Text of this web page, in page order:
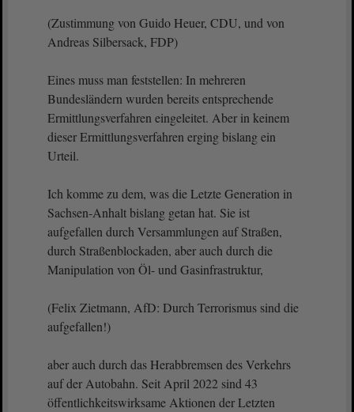
(Zustimmung von Guido Heuer, CDU, und von
Andreas Silbersack, FDP)
Eines muss man feststellen: In mehreren
Bundesländern wurden bereits entsprechende
Ermittlungsverfahren eingeleitet. Aber in keinem
dieser Ermittlungsverfahren erging bislang ein
Urteil.
Ich komme zu dem, was die Letzte Generation in
Sachsen-Anhalt bislang getan hat. Sie ist
aufgefallen durch Versammlungen auf Straßen,
durch Straßenblockaden, aber auch durch die
Manipulation von Öl- und Gasinfrastruktur,
(Felix Zietmann, AfD: Durch Terrorismus sind die
aufgefallen!)
aber auch durch das Herabbremsen des Verkehrs
auf der Autobahn. Seit April 2022 sind 43
öffentlichkeitswirksame Aktionen der Letzten